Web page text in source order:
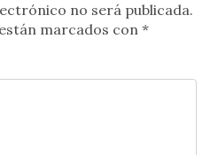
no será publicada.
marcados con *